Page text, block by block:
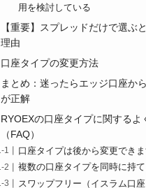
用を検討している
【重要】スプレッドだけで選ぶ
理由
口座タイプの変更方法
まとめ：迷ったらエッジ口座か
が正解
RYOEXの口座タイプに関するよ
（FAQ）
口座タイプは後から変更できま
複数の口座タイプを同時に持て
スワップフリー（イスラム口